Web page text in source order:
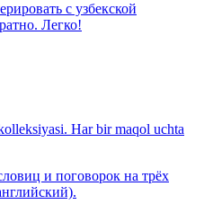
с узбекской
Легко!
Har bir maqol uchta
и поговорок на трёх